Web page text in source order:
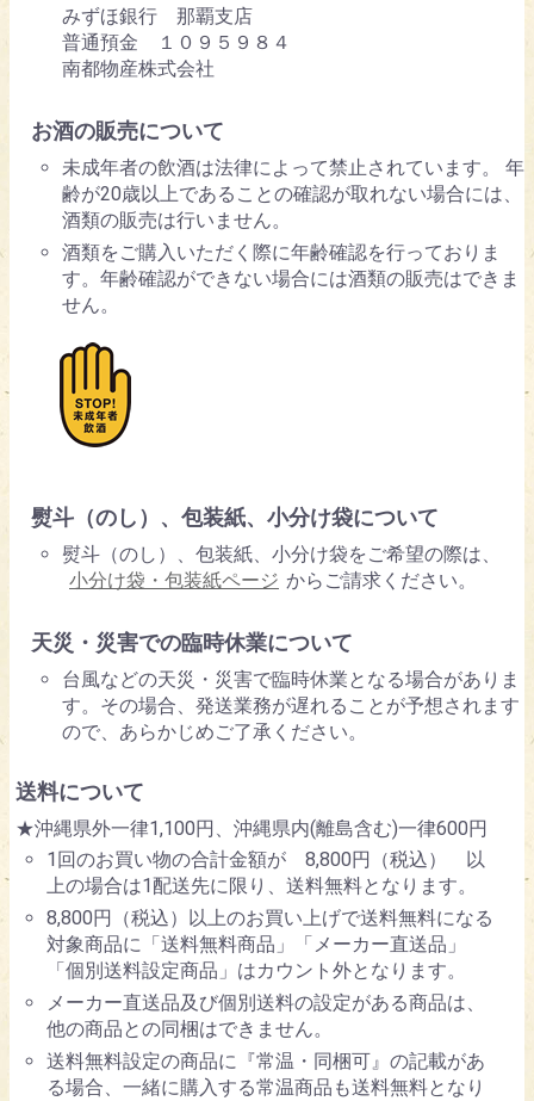
みずほ銀行 那覇支店
普通預金 １０９５９８４
南都物産株式会社
お酒の販売について
未成年者の飲酒は法律によって禁止されています。 年
齢が20歳以上であることの確認が取れない場合には、
酒類の販売は行いません。
酒類をご購入いただく際に年齢確認を行っておりま
す。年齢確認ができない場合には酒類の販売はできま
せん。
熨斗（のし）、包装紙、小分け袋について
熨斗（のし）、包装紙、小分け袋をご希望の際は、
小分け袋・包装紙ページ からご請求ください。
天災・災害での臨時休業について
台風などの天災・災害で臨時休業となる場合がありま
す。その場合、発送業務が遅れることが予想されます
ので、あらかじめご了承ください。
送料について
★沖縄県外一律1,100円、沖縄県内(離島含む)一律600円
1回のお買い物の合計金額が 8,800円（税込） 以
上の場合は1配送先に限り、送料無料となります。
8,800円（税込）以上のお買い上げで送料無料になる
対象商品に「送料無料商品」「メーカー直送品」
「個別送料設定商品」はカウント外となります。
メーカー直送品及び個別送料の設定がある商品は、
他の商品との同梱はできません。
送料無料設定の商品に『常温・同梱可』の記載があ
る場合、一緒に購入する常温商品も送料無料となり